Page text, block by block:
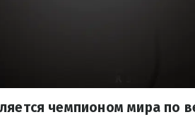
чемпионом мира по